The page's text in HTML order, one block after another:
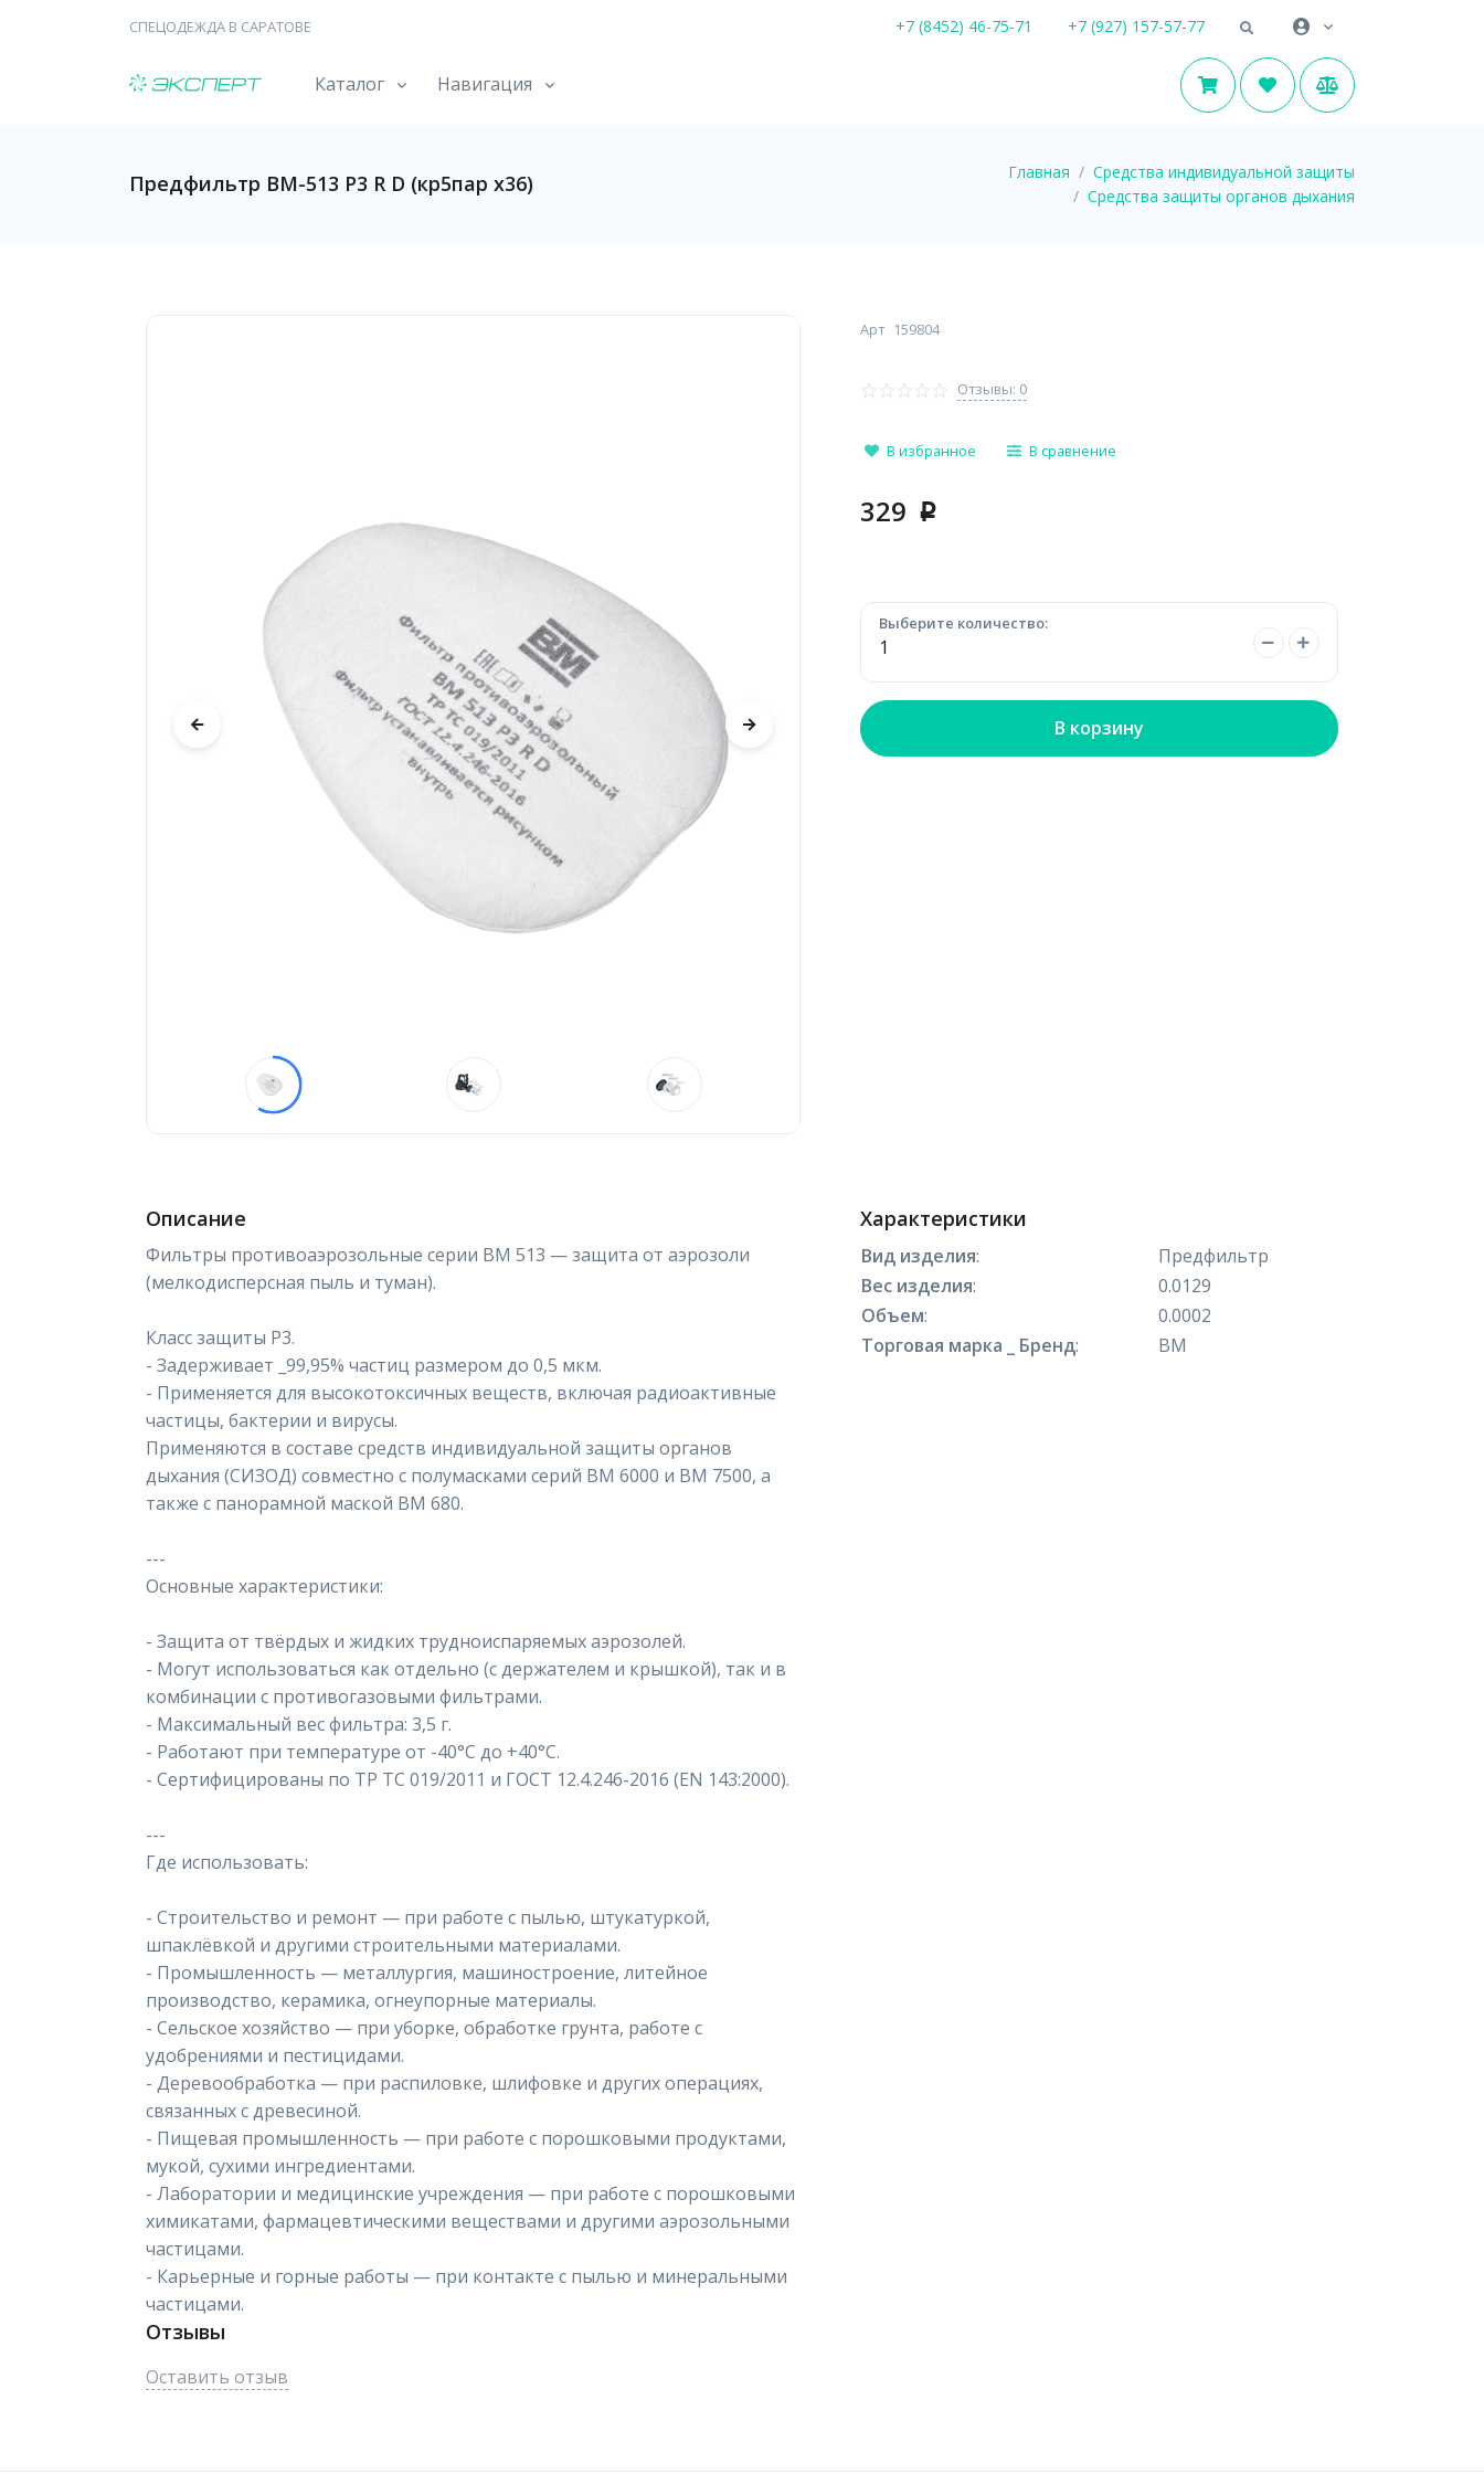
СПЕЦОДЕЖДА В САРАТОВЕ +7 (8452) 46-75-71 +7 (927) 157-57-77
Каталог Навигация
Предфильтр ВМ-513 Р3 R D (кр5пар х36) Главная
Средства индивидуальной защиты
Средства защиты органов дыхания
Арт 159804
Отзывы: 0
В избранное В сравнение
329 p
Выберите количество:
В корзину
Описание
Фильтры противоаэрозольные серии ВМ 513 — защита от аэрозоли
(мелкодисперсная пыль и туман).
Класс защиты Р3.
- Задерживает _99,95% частиц размером до 0,5 мкм.
- Применяется для высокотоксичных веществ, включая радиоактивные
частицы, бактерии и вирусы.
Применяются в составе средств индивидуальной защиты органов
дыхания (СИЗОД) совместно с полумасками серий ВМ 6000 и ВМ 7500, а
также с панорамной маской ВМ 680.
---
Основные характеристики:
- Защита от твёрдых и жидких трудноиспаряемых аэрозолей.
- Могут использоваться как отдельно (с держателем и крышкой), так и в
комбинации с противогазовыми фильтрами.
- Максимальный вес фильтра: 3,5 г.
- Работают при температуре от -40°C до +40°C.
- Сертифицированы по ТР ТС 019/2011 и ГОСТ 12.4.246-2016 (EN 143:2000).
---
Где использовать:
- Строительство и ремонт — при работе с пылью, штукатуркой,
шпаклёвкой и другими строительными материалами.
- Промышленность — металлургия, машиностроение, литейное
производство, керамика, огнеупорные материалы.
- Сельское хозяйство — при уборке, обработке грунта, работе с
удобрениями и пестицидами.
- Деревообработка — при распиловке, шлифовке и других операциях,
связанных с древесиной.
- Пищевая промышленность — при работе с порошковыми продуктами,
мукой, сухими ингредиентами.
- Лаборатории и медицинские учреждения — при работе с порошковыми
химикатами, фармацевтическими веществами и другими аэрозольными
частицами.
- Карьерные и горные работы — при контакте с пылью и минеральными
частицами.
Отзывы
Оставить отзыв
Характеристики
Вид изделия:
Предфильтр
Вес изделия:
0.0129
Объем:
0.0002
Торговая марка _ Бренд: ВМ